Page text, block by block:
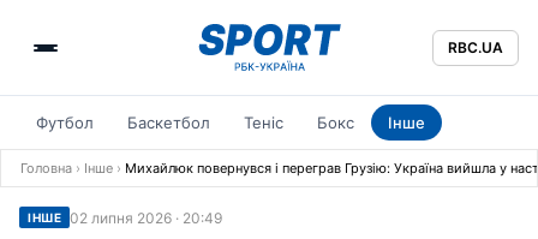
RBC.UA
Футбол Баскетбол Теніс Бокс Інше
Головна › Інше › Михайлюк повернувся і переграв Грузію: Україна вийшла у
ІНШЕ 02 липня 2026 · 20:49